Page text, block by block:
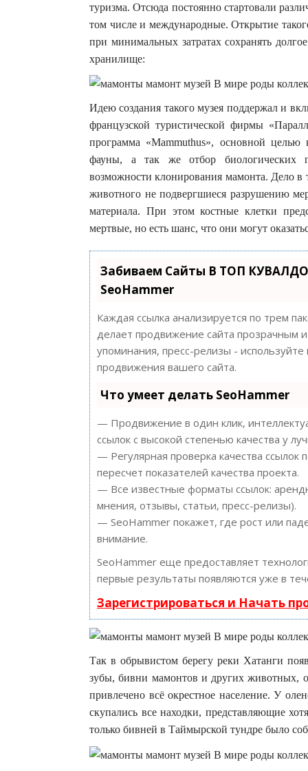
туризма. Отсюда постоянно стартовали
том числе и международные. Открытие
при минимальных затратах сохранять
хранилище:
Идею создания такого музея поддержал и
французской туристической фирмы
программа «Mammuthus», основной целью
фауны, а так же отбор биологических
возможности клонирования мамонта. Дело
животного не подвергшиеся разрушению
материала. При этом костные клетки
мертвые, но есть шанс, что они могут
Забиваем Сайты В ТОП
SeoHammer
Каждая ссылка анализируется по трем
делает продвижение сайта прозрачным
упоминания, пресс-релизы -
продвижения вашего сайта.
Что умеет делать SeoHammer
— Продвижение в один клик,
ссылок с высокой степенью качества у
— Регулярная проверка качества
пересчет показателей качества проекта.
— Все известные форматы ссылок:
мнения, отзывы, статьи, пресс-релизы).
— SeoHammer покажет, где рост или
внимание.
SeoHammer еще предоставляет
первые результаты появляются уже в
Зарегистрироваться и Начать
Так в обрывистом берегу реки Хатанги
зубы, бивни мамонтов и других животных,
привлечено всё окрестное население. У
скупались все находки, представляющие
только бивней в Таймырской тундре было